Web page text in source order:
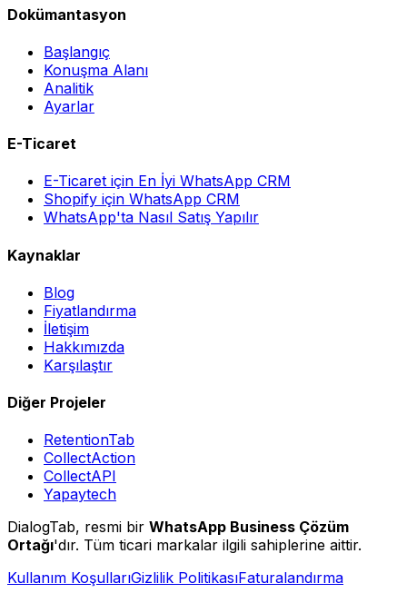
Dokümantasyon
Başlangıç
Konuşma Alanı
Analitik
Ayarlar
E-Ticaret
E-Ticaret için En İyi WhatsApp CRM
Shopify için WhatsApp CRM
WhatsApp'ta Nasıl Satış Yapılır
Kaynaklar
Blog
Fiyatlandırma
İletişim
Hakkımızda
Karşılaştır
Diğer Projeler
RetentionTab
CollectAction
CollectAPI
Yapaytech
DialogTab, resmi bir WhatsApp Business Çözüm
Ortağı'dır. Tüm ticari markalar ilgili sahiplerine aittir.
Kullanım KoşullarıGizlilik PolitikasıFaturalandırma